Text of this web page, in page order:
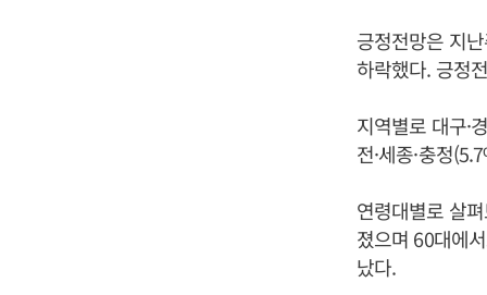
긍정전망은 지
하락했다. 긍정
지역별로 대구·
전·세종·충정
연령대별로 살
졌으며 60대에
났다.